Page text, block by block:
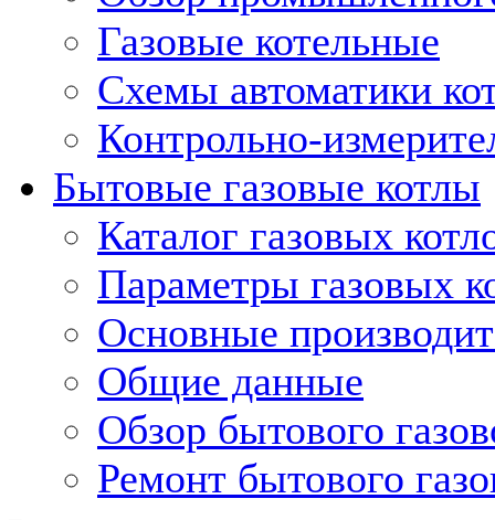
Газовые котельные
Схемы автоматики
Контрольно-
Бытовые газовые котлы
Каталог газовых
Параметры газовых
Основные
Общие данные
Обзор бытового
Ремонт бытового